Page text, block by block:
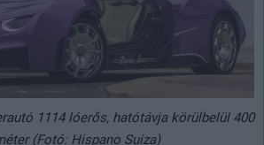
1114 lóerős, hatótávja körülbelül 400
(Fotó: Hispano Suiza)